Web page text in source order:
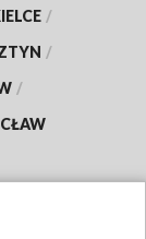
/
/
/